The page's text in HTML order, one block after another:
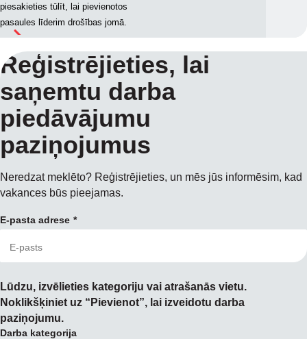
piesakieties tūlīt, lai pievienotos
pasaules līderim drošības jomā.
Reģistrējieties, lai
saņemtu darba
piedāvājumu
paziņojumus
Neredzat meklēto? Reģistrējieties, un mēs jūs informēsim, kad
vakances būs pieejamas.
E-pasta adrese
Lūdzu, izvēlieties kategoriju vai atrašanās vietu.
Noklikšķiniet uz “Pievienot”, lai izveidotu darba
paziņojumu.
Darba kategorija